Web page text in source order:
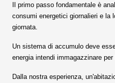
Il primo passo fondamentale è
consumi energetici giornalieri e la
giornata.
Un sistema di accumulo deve
energia intendi immagazzinare
Dalla nostra esperienza,